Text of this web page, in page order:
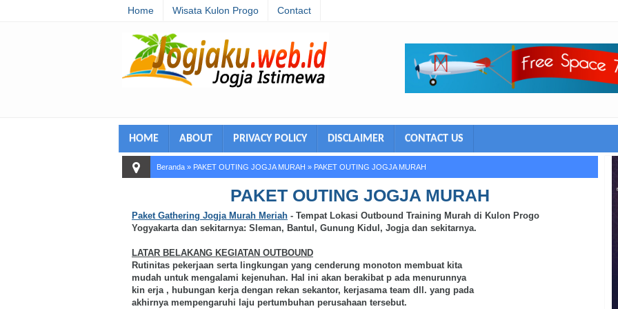
Home Wisata Kulon Progo Contact
HOME ABOUT PRIVACY POLICY DISCLAIMER CONTACT US
Beranda » PAKET OUTING JOGJA MURAH » PAKET OUTING JOGJA MURAH
PAKET OUTING JOGJA MURAH
Paket Gathering Jogja Murah Meriah - Tempat Lokasi Outbound Training Murah di Kulon Progo
Yogyakarta dan sekitarnya: Sleman, Bantul, Gunung Kidul, Jogja dan sekitarnya.
LATAR BELAKANG KEGIATAN OUTBOUND
Rutinitas pekerjaan serta lingkungan yang cenderung monoton membuat kita
mudah untuk mengalami kejenuhan. Hal ini akan berakibat p ada menurunnya
kin erja , hubungan kerja dengan rekan sekantor, kerjasama team dll. yang pada
akhirnya mempengaruhi laju pertumbuhan perusahaan tersebut.